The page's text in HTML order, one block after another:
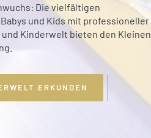
Die vielfältigen
und Kids mit professioneller
Kinderwelt bieten den Kleinen
ERKUNDEN